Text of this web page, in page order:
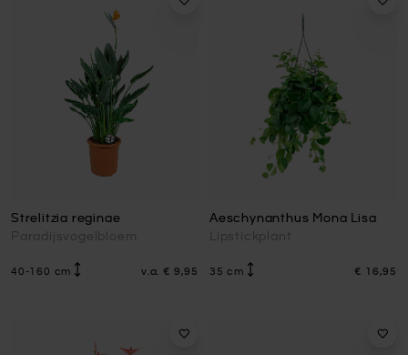
Strelitzia reginae
Paradijsvogelbloem
40-160 cm v.a. € 9,95
Aeschynanthus Mona Lisa
Lipstickplant
35 cm € 16,95